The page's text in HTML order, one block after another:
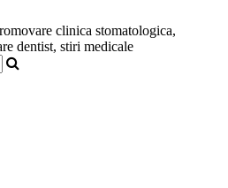
clinica stomatologica,
dentist, stiri medicale